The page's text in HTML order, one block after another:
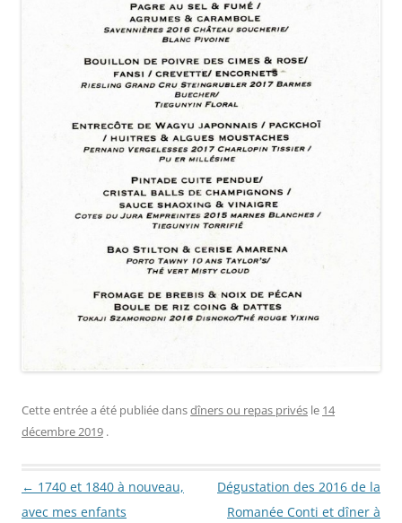
Cette entrée a été publiée dansdîners ou repas privés le 14
décembre 2019 .
Navigation des articles
← 1740 et 1840 à nouveau,
avec mes enfants
Dégustation des 2016 de la
Romanée Conti et dîner à